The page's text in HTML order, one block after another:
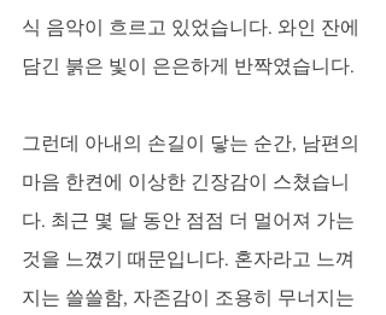
식 음악이 흐르고 있었습니다. 와인 잔에
담긴 붉은 빛이 은은하게 반짝였습니다.
그런데 아내의 손길이 닿는 순간, 남편의
마음 한켠에 이상한 긴장감이 스쳤습니
다. 최근 몇 달 동안 점점 더 멀어져 가는
것을 느꼈기 때문입니다. 혼자라고 느껴
지는 쓸쓸함, 자존감이 조용히 무너지는